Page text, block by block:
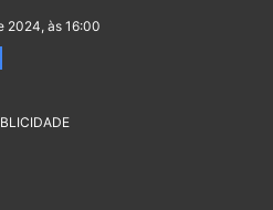
2024, às 16:00